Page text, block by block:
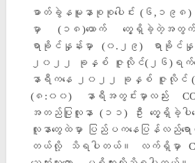
ဓာတ်ခွဲနမူနာစုစုပေါင်း (၆,၁၉၈
မှာ (၁၈)ယောက် တွေ့ရှိခဲ့တဲ့အတွက်
ရာခိုင်နှုန်းမှာ (၀.၂၉) ရာခိုင်နှု
၂၀၂၂ ခုနှစ် ဇူလိုင်(၂၆)ရက်
နာရီကနေ ၂၀၂၂ ခုနှစ် ဇူလိုင်
(၈:၀၀) နာရီအတွင်းမှာလည်း
အတည်ပြုလူနာ (၁၁) ဦး တွေ့ရှိခဲ့ပါ
လူနာတွေထဲမှာ ပြည်ပကနေပြန်လည်ရေ
တယ်လို့ သိရပါတယ်။ လက်ရှိမှာ